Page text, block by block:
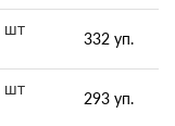
шт
332 уп.
шт
293 уп.